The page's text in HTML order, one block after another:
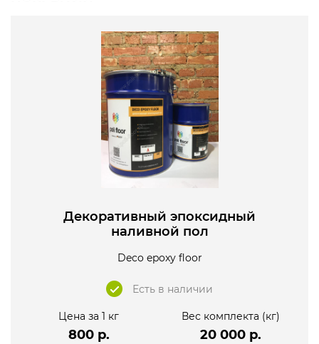
Декоративный эпоксидный
наливной пол
Deco epoxy floor
Есть в наличии
Цена за 1 кг
800 р.
Вес комплекта (кг)
20 000 р.